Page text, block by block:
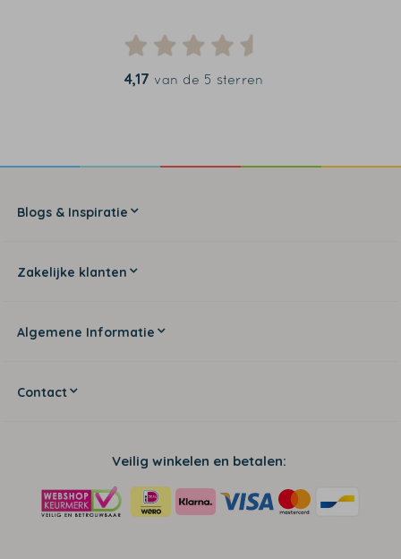
4,17 van de 5 sterren
Blogs & Inspiratie
Zakelijke klanten
Algemene Informatie
Contact
Veilig winkelen en betalen: